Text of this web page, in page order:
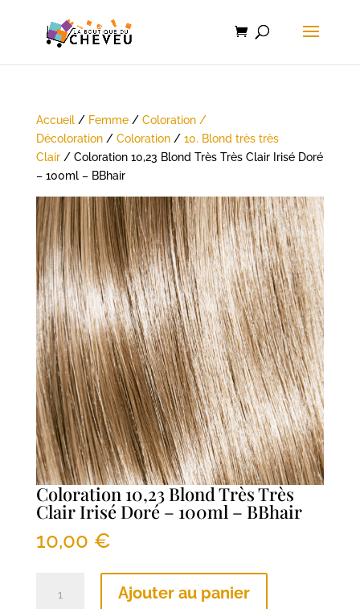
Accueil/ Femme/ Coloration /
Décoloration/ Coloration/ 10. Blond très très
Clair/ Coloration 10,23 Blond Très Très Clair Irisé Doré
– 100ml – BBhair
Coloration 10,23 Blond Très Très
Clair Irisé Doré – 100ml – BBhair
10,00 €
Ajouter au panier